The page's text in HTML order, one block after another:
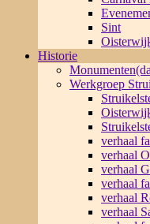
Sint
Historie
Werkgroep
verhaal
verhaal
verhaal
verhaal
verhaal
verhaal